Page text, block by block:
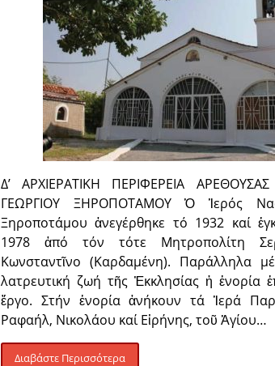
Δ’ ΑΡΧΙΕΡΑΤΙΚΗ ΠΕΡΙΦΕΡΕΙΑ
ΓΕΩΡΓΙΟΥ ΞΗΡΟΠΟΤΑΜΟΥ Ὁ Ἱερός
Ξηροποτάμου ἀνεγέρθηκε τό 1932 καί
1978 ἀπό τόν τότε Μητροπολίτη
Κωνσταντῖνο (Καρδαμένη). Παράλληλα
λατρευτική ζωή τῆς Ἐκκλησίας ἡ ἐνορία
ἔργο. Στήν ἐνορία ἀνήκουν τά Ἱερά
Ραφαήλ, Νικολάου καί Εἰρήνης, τοῦ Ἁγίου…
Διαβάστε Περισσότερα